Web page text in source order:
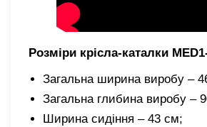
Розміри крісла-каталки
Загальна ширина виробу –
Загальна глибина виробу –
Ширина сидіння – 43 см;